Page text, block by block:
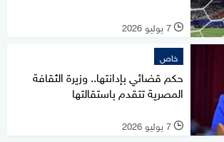
l 7 يوليو 2026
خاص
حكم قضائي بإدانتها.. وزيرة الثقافة
المصرية تتقدم باستقالتها
l 7 يوليو 2026